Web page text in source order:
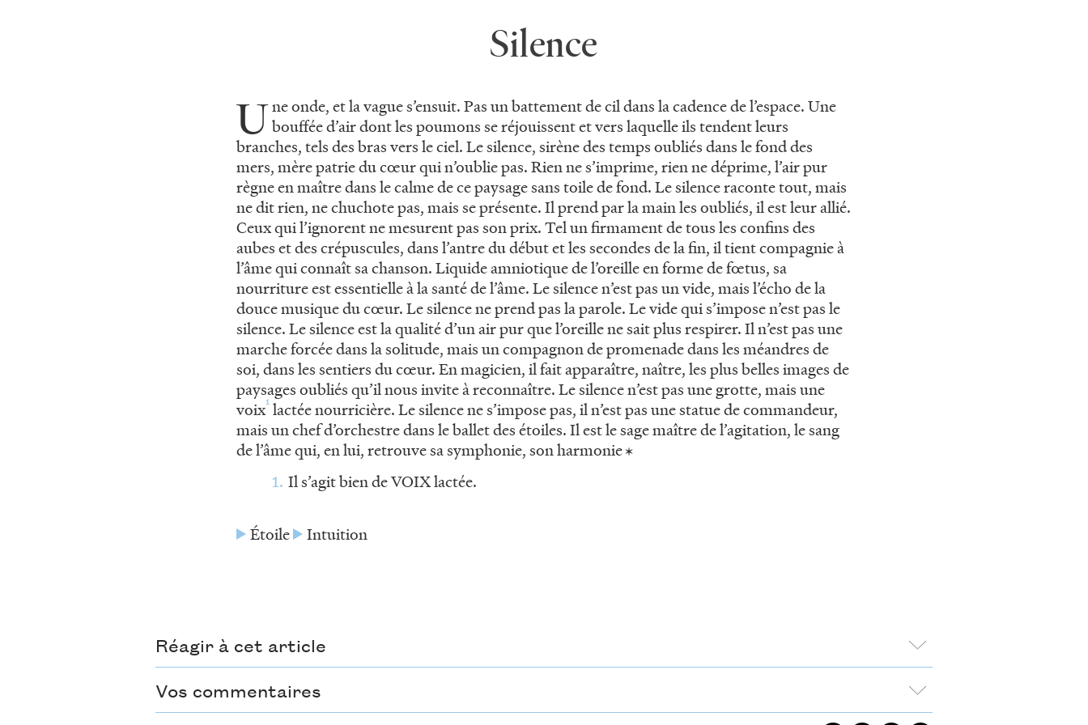
Silence
U ne onde, et la vague s’ensuit. Pas un battement de cil dans la cadence de l’espace. Une
bouffée d’air dont les poumons se réjouissent et vers laquelle ils tendent leurs
branches, tels des bras vers le ciel. Le silence, sirène des temps oubliés dans le fond des
mers, mère patrie du cœur qui n’oublie pas. Rien ne s’imprime, rien ne déprime, l’air pur
règne en maître dans le calme de ce paysage sans toile de fond. Le silence raconte tout, mais
ne dit rien, ne chuchote pas, mais se présente. Il prend par la main les oubliés, il est leur allié.
Ceux qui l’ignorent ne mesurent pas son prix. Tel un firmament de tous les confins des
aubes et des crépuscules, dans l’antre du début et les secondes de la fin, il tient compagnie à
l’âme qui connaît sa chanson. Liquide amniotique de l’oreille en forme de fœtus, sa
nourriture est essentielle à la santé de l’âme. Le silence n’est pas un vide, mais l’écho de la
douce musique du cœur. Le silence ne prend pas la parole. Le vide qui s’impose n’est pas le
silence. Le silence est la qualité d’un air pur que l’oreille ne sait plus respirer. Il n’est pas une
marche forcée dans la solitude, mais un compagnon de promenade dans les méandres de
soi, dans les sentiers du cœur. En magicien, il fait apparaître, naître, les plus belles images de
paysages oubliés qu’il nous invite à reconnaître. Le silence n’est pas une grotte, mais une
voix1lactée nourricière. Le silence ne s’impose pas, il n’est pas une statue de commandeur,
mais un chef d’orchestre dans le ballet des étoiles. Il est le sage maître de l’agitation, le sang
de l’âme qui, en lui, retrouve sa symphonie, son harmonie
Il s’agit bien de VOIX lactée.
Étoile Intuition
Réagir à cet article
Vos commentaires